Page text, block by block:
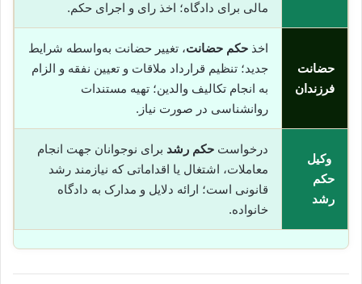
مالی برای دادگاه؛ اخذ رای و اجرای حکم.
حضانت
فرزندان
اخذ حکم حضانت، تغییر حضانت به‌واسطه شرایط
جدید؛ تنظیم قرارداد ملاقات و تعیین نفقه و الزام
به انجام تکالیف والدین؛ تهیه مستندات
روانشناسی در صورت نیاز.
وکیل
حکم
رشد
درخواست حکم رشد برای نوجوانان جهت انجام
معاملات، اشتغال یا اقداماتی که نیازمند رشد
قانونی است؛ ارائه دلایل و مدارک به دادگاه
خانواده.